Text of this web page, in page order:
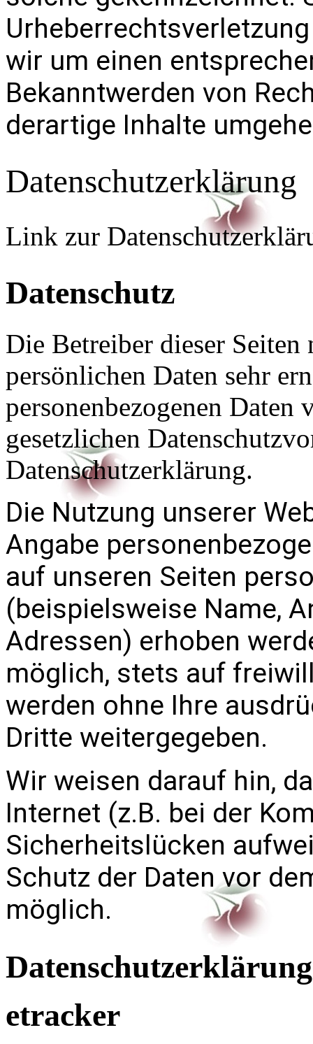
wir um einen
Bekanntwerden von
derartige Inhalte
Datenschutzerklärung
Link zur
Datenschutz
Die Betreiber dieser Seiten
persönlichen Daten sehr
personenbezogenen Daten
gesetzlichen
Datenschutzerklärung.
Die Nutzung unserer
Angabe
auf unseren Seiten
(beispielsweise Name,
Adressen) erhoben
möglich, stets auf
werden ohne Ihre
Dritte weitergegeben.
Wir weisen darauf hin,
Internet (z.B. bei der
Sicherheitslücken
Schutz der Daten vor
möglich.
etracker